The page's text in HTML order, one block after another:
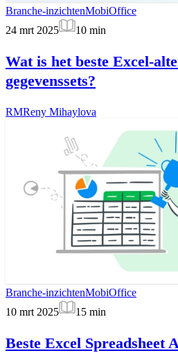
Branche-inzichtenMobiOffice
24 mrt 2025
10 min
Wat is het beste Excel-
gegevenssets?
RMReny Mihaylova
Branche-inzichtenMobiOffice
10 mrt 2025
15 min
Beste Excel Spreadsheet